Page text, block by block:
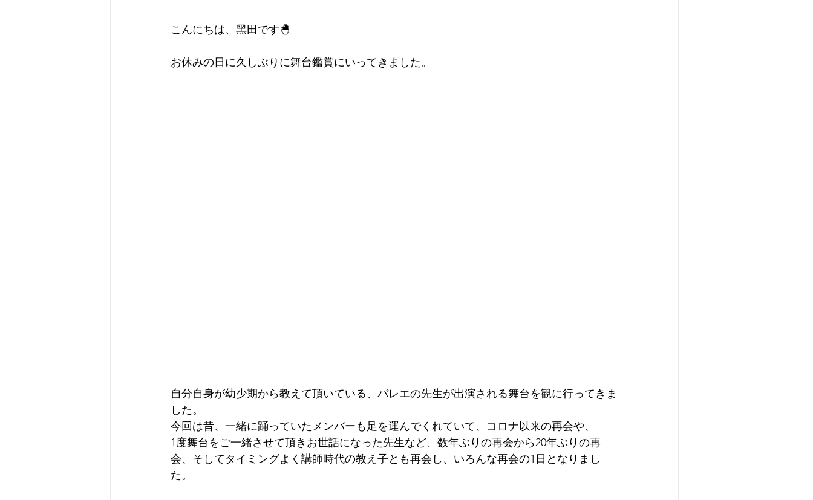
こんにちは、黑田です🐣
お休みの日に久しぶりに舞台鑑賞にいってきました。
自分自身が幼少期から教えて頂いている、バレエの先生が出演される舞台を観に行ってきま
した。
今回は昔、一緒に踊っていたメンバーも足を運んでくれていて、コロナ以来の再会や、
1度舞台をご一緒させて頂きお世話になった先生など、数年ぶりの再会から20年ぶりの再
会、そしてタイミングよく講師時代の教え子とも再会し、いろんな再会の1日となりまし
た。